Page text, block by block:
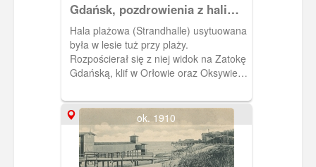
Gdańsk, pozdrowienia z hali
plażowej na Westerplatte
Hala plażowa (Strandhalle) usytuowana
była w lesie tuż przy plaży.
Rozpościerał się z niej widok na Zatokę
Gdańską, klif w Orłowie oraz Oksywie.
ok. 1910